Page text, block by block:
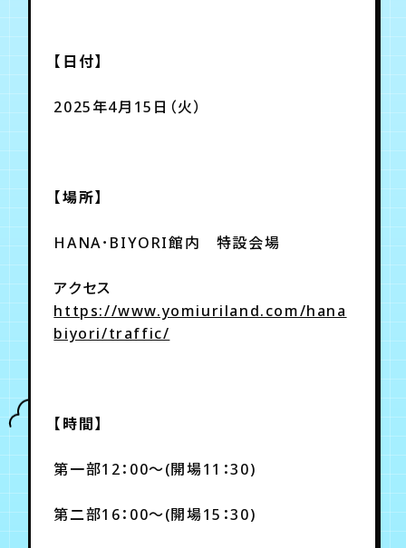
月会員制ファンクラブ
会員登録
【日付】
2025年4月15日（火）
【場所】
HANA･BIYORI館内 特設会場
アクセス
https://www.yomiuriland.com/hana
biyori/traffic/
【時間】
第一部12：00～(開場11：30)
第二部16：00～(開場15：30)